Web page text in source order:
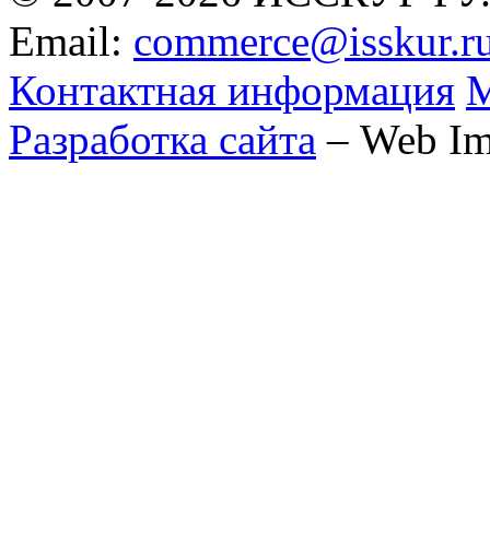
Email:
Контактная информация
Разработка сайта – Web